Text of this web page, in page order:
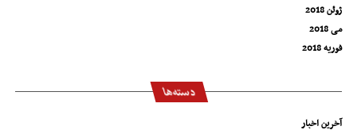
ژوئن 2018
می 2018
فوریه 2018
دسته‌ها
آخرین اخبار